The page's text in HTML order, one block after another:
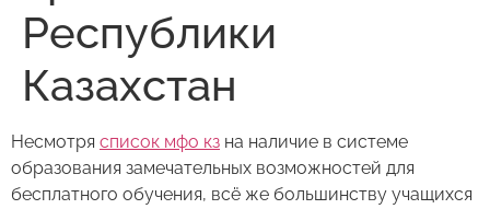
Республики
Казахстан
Несмотря список мфо кз на наличие в системе
образования замечательных возможностей для
бесплатного обучения, всё же большинству учащихся